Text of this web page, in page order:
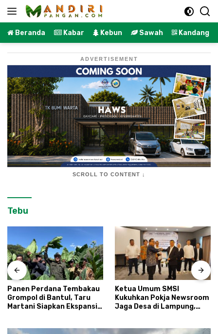
Langsung
Beranda Kabar Kebun Sawah Kandang
ADVERTISEMENT
SCROLL TO CONTENT ↓
Tebu
Panen Perdana Tembakau
Grompol di Bantul, Taru
Martani Siapkan Ekspansi
Ketua Umum SMSI
Kukuhkan Pokja Newsroom
Jaga Desa di Lampung,